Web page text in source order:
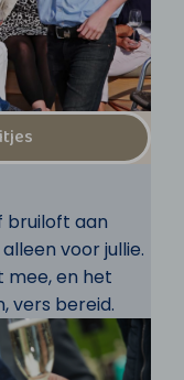
bruiloft aan
voor jullie.
mee, en het
vers bereid.